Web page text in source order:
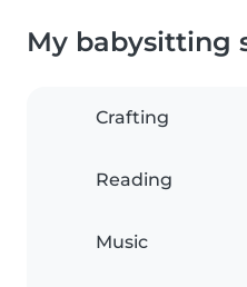
My babysitting
Crafting
Reading
Music